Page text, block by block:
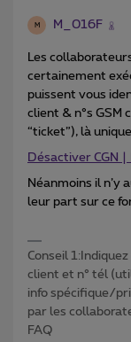
M M_016F
Les
certainement
puissent vous
client & n°s GSM
“ticket”), là
Désactiver CGN
Néanmoins il n’y
leur part sur ce
Conseil
client et n° tél
info spécifique/
par les
FAQ